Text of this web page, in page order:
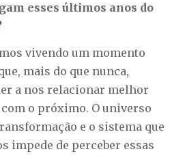
esses últimos anos do
vivendo um momento
mais do que nunca,
a nos relacionar melhor
o próximo. O universo
e o sistema que
impede de perceber essas